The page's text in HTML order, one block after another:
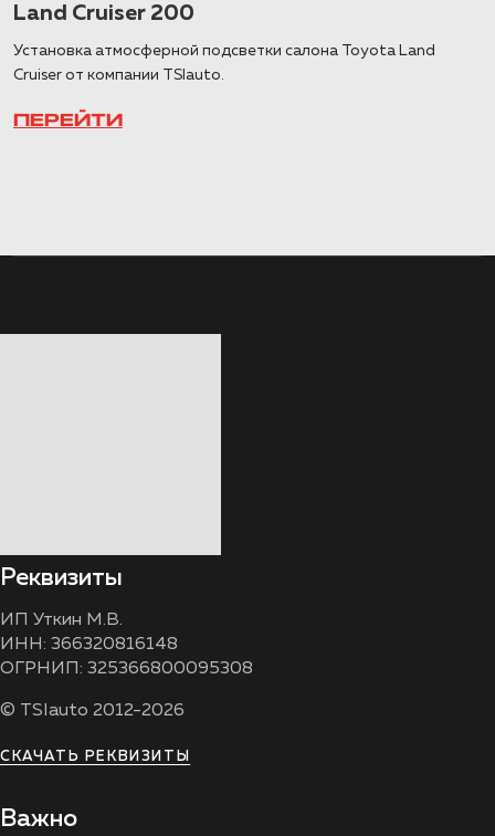
Land Cruiser 200
Установка атмосферной подсветки салона Toyota Land
Cruiser от компании TSIauto.
ПЕРЕЙТИ
Реквизиты
ИП Уткин М.В.
ИНН: 366320816148
ОГРНИП: 325366800095308
© TSIauto 2012-2026
СКАЧАТЬ РЕКВИЗИТЫ
Важно